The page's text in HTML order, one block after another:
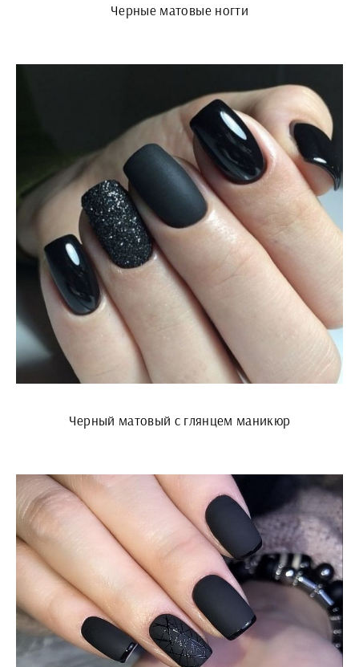
Черные матовые ногти
Черный матовый с глянцем маникюр